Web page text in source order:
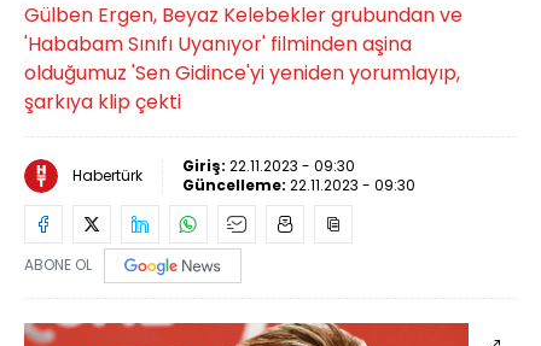
Gülben Ergen, Beyaz Kelebekler grubundan ve
'Hababam Sınıfı Uyanıyor' filminden aşina
olduğumuz 'Sen Gidince'yi yeniden yorumlayıp,
şarkıya klip çekti
Habertürk Giriş: 22.11.2023 - 09:30
Güncelleme: 22.11.2023 - 09:30
ABONE OL